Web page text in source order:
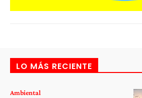
LO MÁS RECIENTE
Ambiental